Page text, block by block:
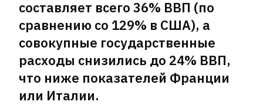
составляет всего 36% ВВП (по
сравнению со 129% в США), а
совокупные государственные
расходы снизились до 24% ВВП,
что ниже показателей Франции
или Италии.